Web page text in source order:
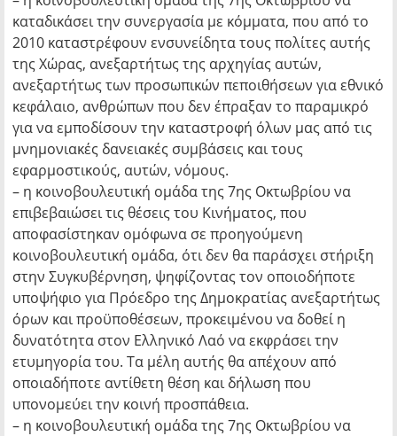
καταδικάσει την συνεργασία με κόμματα, που από το
2010 καταστρέφουν ενσυνείδητα τους πολίτες αυτής
της Χώρας, ανεξαρτήτως της αρχηγίας αυτών,
ανεξαρτήτως των προσωπικών πεποιθήσεων για εθνικό
κεφάλαιο, ανθρώπων που δεν έπραξαν το παραμικρό
για να εμποδίσουν την καταστροφή όλων μας από τις
μνημονιακές δανειακές συμβάσεις και τους
εφαρμοστικούς, αυτών, νόμους.
– η κοινοβουλευτική ομάδα της 7ης Οκτωβρίου να
επιβεβαιώσει τις θέσεις του Κινήματος, που
αποφασίστηκαν ομόφωνα σε προηγούμενη
κοινοβουλευτική ομάδα, ότι δεν θα παράσχει στήριξη
στην Συγκυβέρνηση, ψηφίζοντας τον οποιοδήποτε
υποψήφιο για Πρόεδρο της Δημοκρατίας ανεξαρτήτως
όρων και προϋποθέσεων, προκειμένου να δοθεί η
δυνατότητα στον Ελληνικό Λαό να εκφράσει την
ετυμηγορία του. Τα μέλη αυτής θα απέχουν από
οποιαδήποτε αντίθετη θέση και δήλωση που
υπονομεύει την κοινή προσπάθεια.
– η κοινοβουλευτική ομάδα της 7ης Οκτωβρίου να